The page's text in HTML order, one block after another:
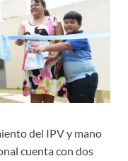
del IPV y mano
cuenta con dos